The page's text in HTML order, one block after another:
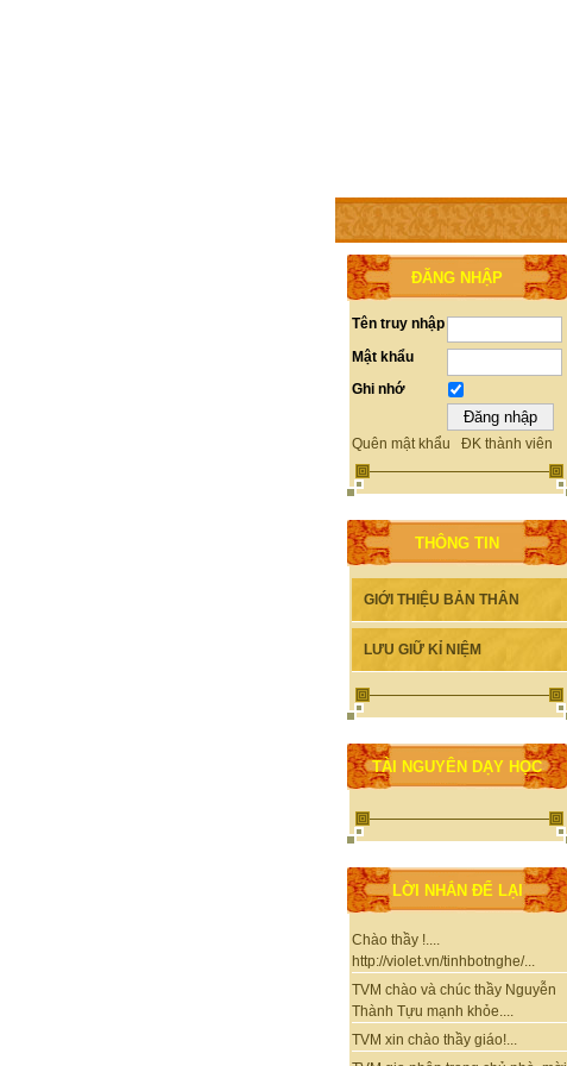
TRANG CHỦ THÀNH VIÊN
ĐĂNG NHẬP
Tên truy nhập
Mật khẩu
Ghi nhớ
Quên mật khẩu ĐK thành viên
THÔNG TIN
GIỚI THIỆU BẢN THÂN
LƯU GIỮ KỈ NIỆM
TÀI NGUYÊN DẠY HỌC
LỜI NHẮN ĐỂ LẠI
Chào thầy !....
http://violet.vn/tinhbotnghe/...
TVM chào và chúc thầy Nguyễn
Thành Tựu mạnh khỏe....
TVM xin chào thầy giáo!...